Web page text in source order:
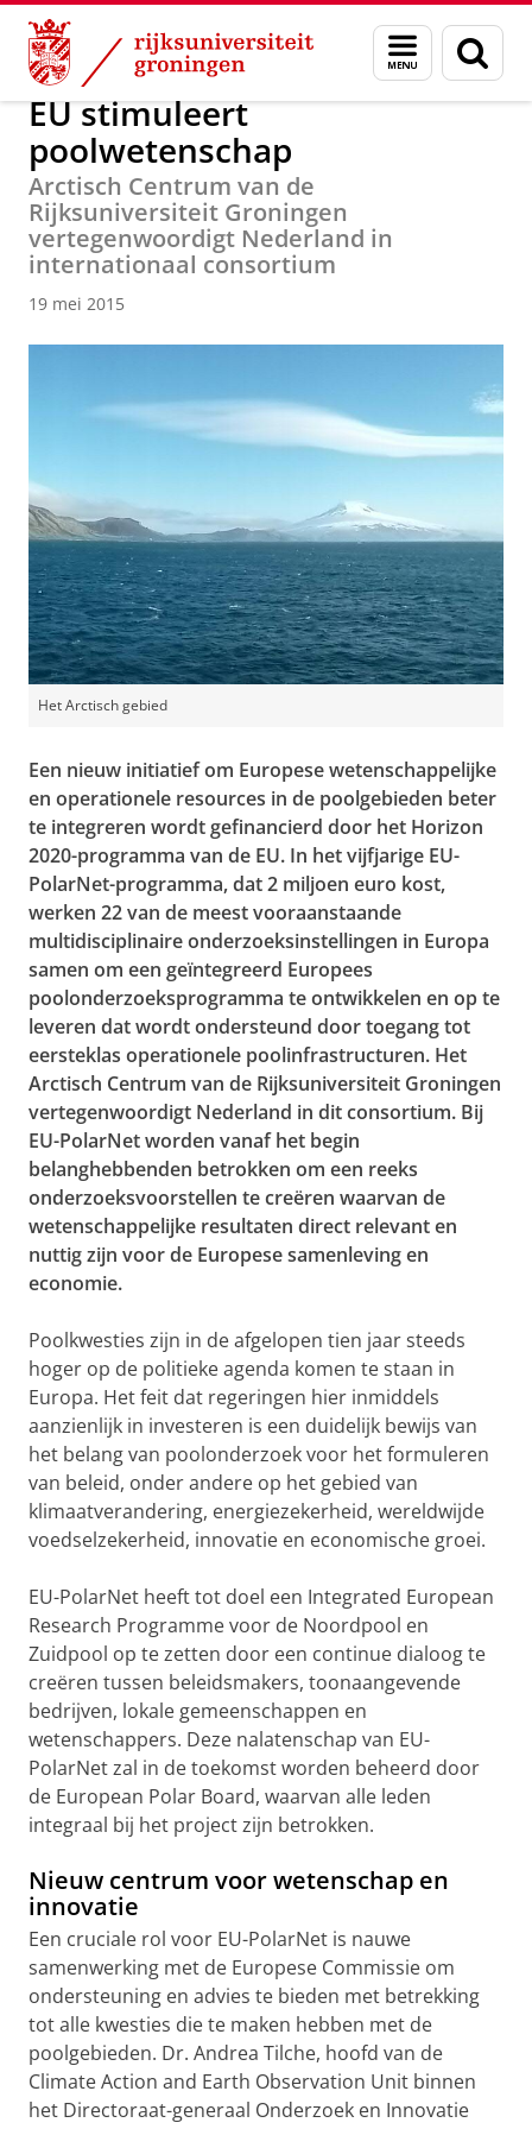
Skip
Content
Skip
Navigation
Menu
en
zoeken
Over ons Actueel Nieuws Nieuwsberichten
EU stimuleert
poolwetenschap
Arctisch Centrum van de
Rijksuniversiteit Groningen
vertegenwoordigt Nederland in
internationaal consortium
19 mei 2015
Het Arctisch gebied
Een nieuw initiatief om Europese wetenschappelijke
en operationele resources in de poolgebieden beter
te integreren wordt gefinancierd door het Horizon
2020-programma van de EU. In het vijfjarige EU-
PolarNet-programma, dat 2 miljoen euro kost,
werken 22 van de meest vooraanstaande
multidisciplinaire onderzoeksinstellingen in Europa
samen om een geïntegreerd Europees
poolonderzoeksprogramma te ontwikkelen en op te
leveren dat wordt ondersteund door toegang tot
eersteklas operationele poolinfrastructuren. Het
Arctisch Centrum van de Rijksuniversiteit Groningen
vertegenwoordigt Nederland in dit consortium. Bij
EU-PolarNet worden vanaf het begin
belanghebbenden betrokken om een reeks
onderzoeksvoorstellen te creëren waarvan de
wetenschappelijke resultaten direct relevant en
nuttig zijn voor de Europese samenleving en
economie.
Poolkwesties zijn in de afgelopen tien jaar steeds
hoger op de politieke agenda komen te staan in
Europa. Het feit dat regeringen hier inmiddels
aanzienlijk in investeren is een duidelijk bewijs van
het belang van poolonderzoek voor het formuleren
van beleid, onder andere op het gebied van
klimaatverandering, energiezekerheid, wereldwijde
voedselzekerheid, innovatie en economische groei.
EU-PolarNet heeft tot doel een Integrated European
Research Programme voor de Noordpool en
Zuidpool op te zetten door een continue dialoog te
creëren tussen beleidsmakers, toonaangevende
bedrijven, lokale gemeenschappen en
wetenschappers. Deze nalatenschap van EU-
PolarNet zal in de toekomst worden beheerd door
de European Polar Board, waarvan alle leden
integraal bij het project zijn betrokken.
Nieuw centrum voor wetenschap en
innovatie
Een cruciale rol voor EU-PolarNet is nauwe
samenwerking met de Europese Commissie om
ondersteuning en advies te bieden met betrekking
tot alle kwesties die te maken hebben met de
poolgebieden. Dr. Andrea Tilche, hoofd van de
Climate Action and Earth Observation Unit binnen
het Directoraat-generaal Onderzoek en Innovatie